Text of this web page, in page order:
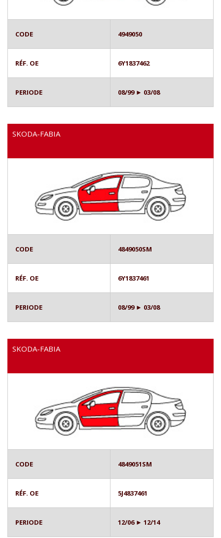
CODE 4949050
RÉF. OE 6Y1837462
PERIODE 08/99 ► 03/08
SKODA-FABIA
CODE 4849050SM
RÉF. OE 6Y1837461
PERIODE 08/99 ► 03/08
SKODA-FABIA
CODE 4849051SM
RÉF. OE 5J4837461
PERIODE 12/06 ► 12/14